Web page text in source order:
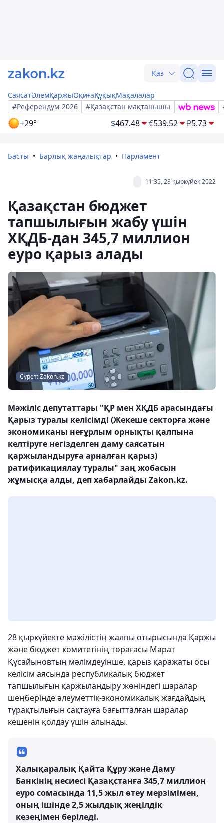
Қаз
СаясатӘлемҚаржыОқиғаҚұқықМақалалар
#Референдум-2026
#Қазақстан мақтанышы
+29° $467.48 €539.52 ₽5.73
Басты Барлық жаңалықтар Парламент
11:35, 28 қыркүйек 2022
Қазақстан бюджет
тапшылығын жабу үшін
ХҚДБ-дан 345,7 миллион
еуро қарыз алады
Сурет: Zakon.kz
Мәжіліс депутаттары "ҚР мен ХҚДБ арасындағы
Қарыз туралы келісімді (Жекеше секторға және
экономиканы неғұрлым орнықты қалпына
келтіруге негізделген даму саясатын
қаржыландыруға арналған қарыз)
ратификациялау туралы" заң жобасын
жұмысқа алды, деп хабарлайды Zakon.kz.
28 қыркүйекте мәжілістің жалпы отырысында Қаржы
және бюджет комитетінің төрағасы Марат
Құсайыновтың мәлімдеуінше, қарыз қаражаты осы
келісім аясында республикалық бюджет
тапшылығын қаржыландыру жөніндегі шаралар
шеңберінде әлеуметтік-экономикалық жағдайдың
тұрақтылығын сақтауға бағытталған шаралар
кешенін қолдау үшін алынады.
Халықаралық Қайта Құру және Даму
Банкінің несиесі Қазақстанға 345,7 миллион
еуро сомасында 11,5 жыл өтеу мерзімімен,
оның ішінде 2,5 жылдық жеңілдік
кезеңімен беріледі.